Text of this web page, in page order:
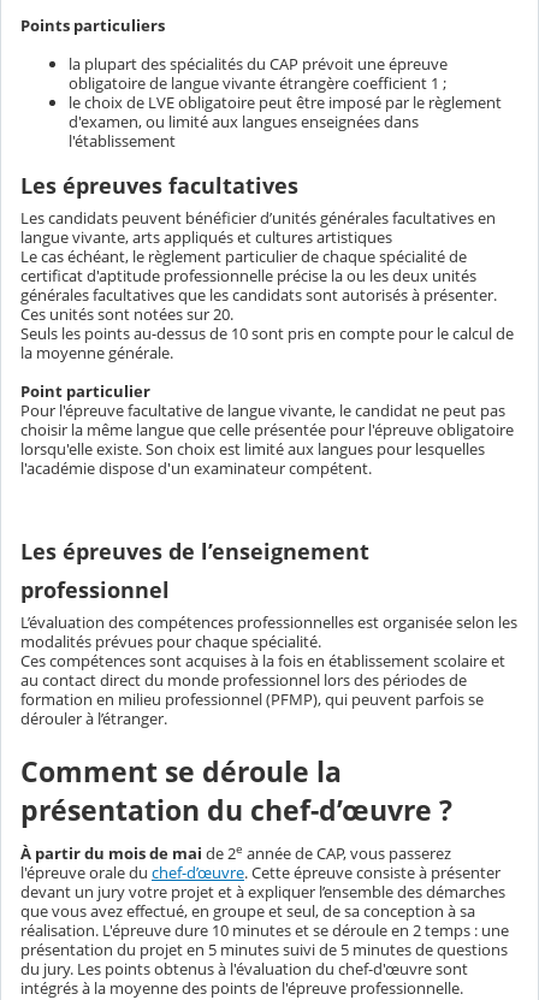
Points particuliers
la plupart des spécialités du CAP prévoit une épreuve
obligatoire de langue vivante étrangère coefficient 1 ;
le choix de LVE obligatoire peut être imposé par le règlement
d'examen, ou limité aux langues enseignées dans
l'établissement
Les épreuves facultatives
Les candidats peuvent bénéficier d’unités générales facultatives en
langue vivante, arts appliqués et cultures artistiques
Le cas échéant, le règlement particulier de chaque spécialité de
certificat d'aptitude professionnelle précise la ou les deux unités
générales facultatives que les candidats sont autorisés à présenter.
Ces unités sont notées sur 20.
Seuls les points au-dessus de 10 sont pris en compte pour le calcul de
la moyenne générale.
Point particulier
Pour l'épreuve facultative de langue vivante, le candidat ne peut pas
choisir la même langue que celle présentée pour l'épreuve obligatoire
lorsqu'elle existe. Son choix est limité aux langues pour lesquelles
l'académie dispose d'un examinateur compétent.
Les épreuves de l’enseignement
professionnel
L’évaluation des compétences professionnelles est organisée selon les
modalités prévues pour chaque spécialité.
Ces compétences sont acquises à la fois en établissement scolaire et
au contact direct du monde professionnel lors des périodes de
formation en milieu professionnel (PFMP), qui peuvent parfois se
dérouler à l’étranger.
Comment se déroule la
présentation du chef-d’œuvre ?
À partir du mois de mai de 2e année de CAP, vous passerez
l'épreuve orale du chef-d’œuvre. Cette épreuve consiste à présenter
devant un jury votre projet et à expliquer l’ensemble des démarches
que vous avez effectué, en groupe et seul, de sa conception à sa
réalisation. L'épreuve dure 10 minutes et se déroule en 2 temps : une
présentation du projet en 5 minutes suivi de 5 minutes de questions
du jury. Les points obtenus à l'évaluation du chef-d'œuvre sont
intégrés à la moyenne des points de l'épreuve professionnelle.